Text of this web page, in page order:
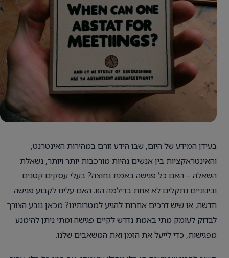
בעידן המידע של היום, שבו הידע זורם במהירות האינטרנט,
והאינטראקציות בין אנשים נהיות מורכבות יותר ויותר, נשאלת
השאלה – האם כל פגישה באמת נחוצה? בעלי עסקים קטנים
ובינוניים נתקלים לא אחת בדילמה הזו. האם עלינו לקבוע פגישה
חדשה, או שיש דרכים אחרות להגיע למטרותינו? מכאן נובע הצורך
לבדוק לעומק מתי באמת נדרש לקיים פגישה ומתי ניתן להימנע
מפגישות, כדי לייעל את הזמן ואת המשאבים שלנו.